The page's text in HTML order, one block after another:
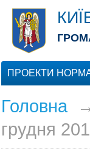
ПРОЕКТИ
Головна
грудня